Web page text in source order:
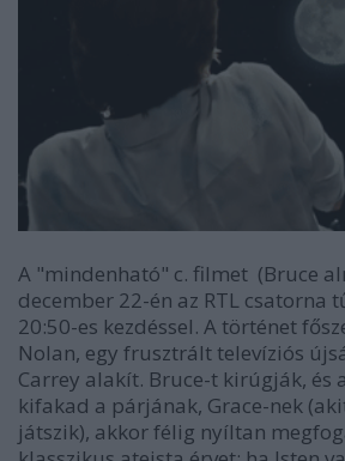
A "mindenható" c. filmet (Bruce
december 22-én az RTL csatorna
20:50-es kezdéssel. A történet
Nolan, egy frusztrált televíziós
Carrey alakít. Bruce-t kirúgják, és
kifakad a párjának, Grace-nek
játszik), akkor félig nyíltan